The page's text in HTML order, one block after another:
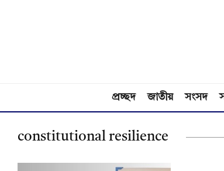
প্রচ্ছদ জাতীয় সংসদ
constitutional resilience